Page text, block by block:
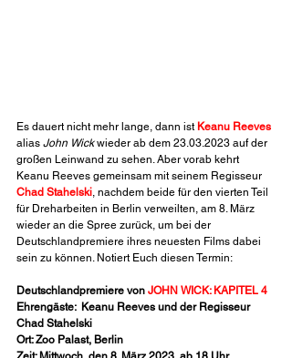
Es dauert nicht mehr lange, dann ist Keanu Reeves
alias John Wick wieder ab dem 23.03.2023 auf der
großen Leinwand zu sehen. Aber vorab kehrt
Keanu Reeves gemeinsam mit seinem Regisseur
Chad Stahelski, nachdem beide für den vierten Teil
für Dreharbeiten in Berlin verweilten, am 8. März
wieder an die Spree zurück, um bei der
Deutschlandpremiere ihres neuesten Films dabei
sein zu können. Notiert Euch diesen Termin:
Deutschlandpremiere von JOHN WICK: KAPITEL 4
Ehrengäste:  Keanu Reeves und der Regisseur
Chad Stahelski
Ort: Zoo Palast, Berlin